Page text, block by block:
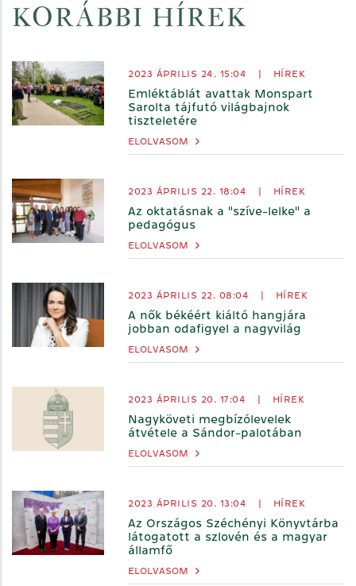
KORÁBBI HÍREK
2023 ÁPRILIS 24. 15:04 HÍREK
Emléktáblát avattak Monspart
Sarolta tájfutó világbajnok
tiszteletére
ELOLVASOM
2023 ÁPRILIS 22. 18:04 HÍREK
Az oktatásnak a "szíve-lelke" a
pedagógus
ELOLVASOM
2023 ÁPRILIS 22. 08:04 HÍREK
A nők békéért kiáltó hangjára
jobban odafigyel a nagyvilág
ELOLVASOM
2023 ÁPRILIS 20. 17:04 HÍREK
Nagyköveti megbízólevelek
átvétele a Sándor-palotában
ELOLVASOM
2023 ÁPRILIS 20. 13:04 HÍREK
Az Országos Széchényi Könyvtárba
látogatott a szlovén és a magyar
államfő
ELOLVASOM